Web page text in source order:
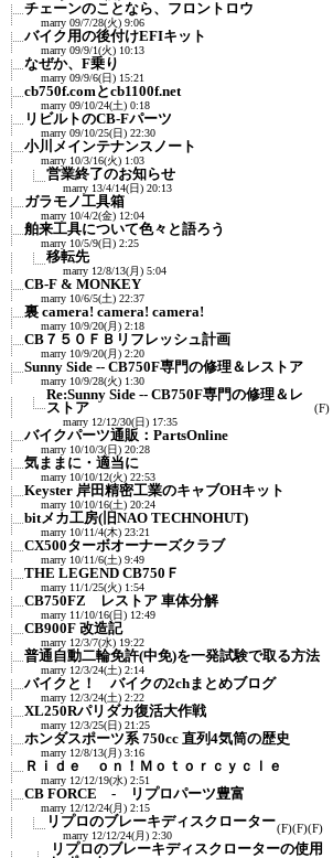
チェーンのことなら、フロントロウ
marry 09/7/28(火) 9:06
バイク用の後付けEFIキット
marry 09/9/1(火) 10:13
なぜか、F乗り
marry 09/9/6(日) 15:21
cb750f.comとcb1100f.net
marry 09/10/24(土) 0:18
リビルトのCB-Fパーツ
marry 09/10/25(日) 22:30
小川メインテナンスノート
marry 10/3/16(火) 1:03
営業終了のお知らせ
marry 13/4/14(日) 20:13
ガラモノ工具箱
marry 10/4/2(金) 12:04
舶来工具について色々と語ろう
marry 10/5/9(日) 2:25
移転先
marry 12/8/13(月) 5:04
CB-F & MONKEY
marry 10/6/5(土) 22:37
裏 camera! camera! camera!
marry 10/9/20(月) 2:18
CB７５０ＦＢリフレッシュ計画
marry 10/9/20(月) 2:20
Sunny Side -- CB750F専門の修理＆レストア
marry 10/9/28(火) 1:30
Re:Sunny Side -- CB750F専門の修理＆レ
ストア
marry 12/12/30(日) 17:35
(F)
バイクパーツ通販：PartsOnline
marry 10/10/3(日) 20:28
気ままに・適当に
marry 10/10/12(火) 22:53
Keyster 岸田精密工業のキャブOHキット
marry 10/10/16(土) 20:24
bitメカ工房(旧NAO TECHNOHUT)
marry 10/11/4(木) 23:21
CX500ターボオーナーズクラブ
marry 10/11/6(土) 9:49
THE LEGEND CB750Ｆ
marry 11/1/25(火) 1:54
CB750FZ レストア 車体分解
marry 11/10/16(日) 12:49
CB900F 改造記
marry 12/3/7(水) 19:22
普通自動二輪免許(中免)を一発試験で取る方法
marry 12/3/24(土) 2:14
バイクと！ バイクの2chまとめブログ
marry 12/3/24(土) 2:22
XL250Rパリダカ復活大作戦
marry 12/3/25(日) 21:25
ホンダスポーツ系 750cc 直列4気筒の歴史
marry 12/8/13(月) 3:16
Ｒｉｄｅ ｏｎ！Ｍｏｔｏｒｃｙｃｌｅ
marry 12/12/19(水) 2:51
CB FORCE - リプロパーツ豊富
marry 12/12/24(月) 2:15
リプロのブレーキディスクローター
marry 12/12/24(月) 2:30
(F)(F)(F)
リプロのブレーキディスクローターの使用